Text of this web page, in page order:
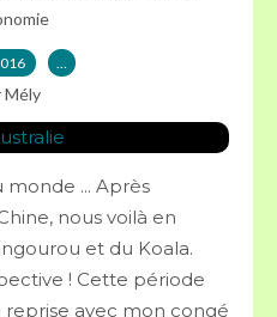
…
Mély
... Après
nous voilà en
et du Koala.
! Cette période
avec mon congé